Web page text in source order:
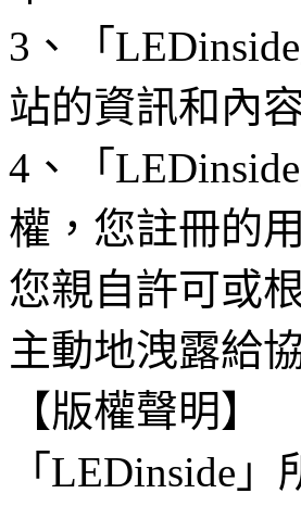
3、「
站的資訊和內
4、「
權，您註冊的
您親自許可或
主動地洩露給
【版權聲明】
「LEDinside